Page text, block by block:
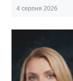
4 серпня 2026